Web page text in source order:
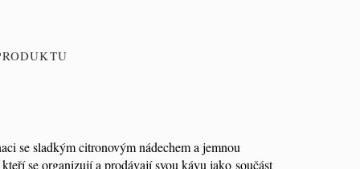
se sladkým citronovým nádechem a jemnou
se organizují a prodávají svou kávu jako součást